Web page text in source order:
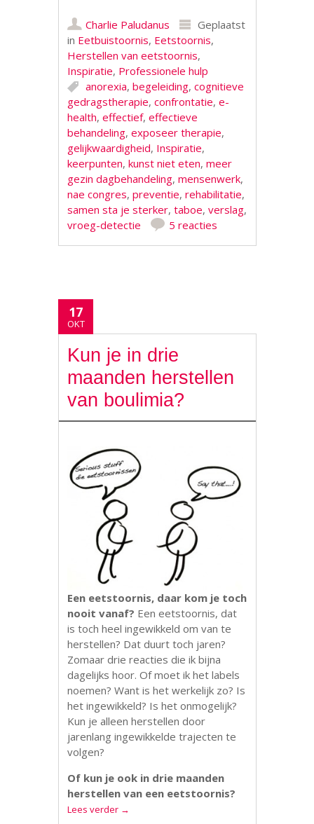
Charlie Paludanus
Geplaatst
in Eetbuistoornis, Eetstoornis,
Herstellen van eetstoornis,
Inspiratie, Professionele hulp
anorexia,begeleiding,cognitieve
gedragstherapie,confrontatie,e-
health,effectief,effectieve
behandeling,exposeer therapie,
gelijkwaardigheid, Inspiratie,
keerpunten,kunst niet eten,meer
gezin dagbehandeling,mensenwerk,
nae congres,preventie,rehabilitatie,
samen sta je sterker,taboe,verslag,
vroeg-detectie
5 reacties
17
OKT
Kun je in drie
maanden herstellen
van boulimia?
Een eetstoornis, daar kom je toch
nooit vanaf? Een eetstoornis, dat
is toch heel ingewikkeld om van te
herstellen? Dat duurt toch jaren?
Zomaar drie reacties die ik bijna
dagelijks hoor. Of moet ik het labels
noemen? Want is het werkelijk zo? Is
het ingewikkeld? Is het onmogelijk?
Kun je alleen herstellen door
jarenlang ingewikkelde trajecten te
volgen?
Of kun je ook in drie maanden
herstellen van een eetstoornis?
Lees verder →